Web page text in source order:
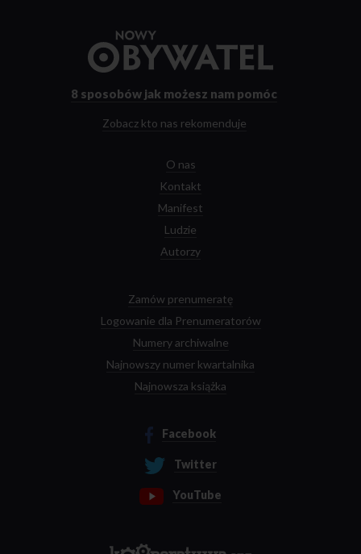
strony
8 sposobów jak możesz nam pomóc
Zobacz kto nas rekomenduje
O nas
Kontakt
Manifest
Ludzie
Autorzy
Zamów prenumeratę
Logowanie dla Prenumeratorów
Numery archiwalne
Najnowszy numer kwartalnika
Najnowsza książka
Facebook
Twitter
YouTube